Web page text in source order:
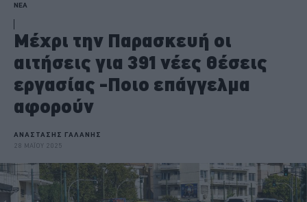
ΝΕΑ
Μέχρι την Παρασκευή οι
αιτήσεις για 391 νέες θέσεις
εργασίας -Ποιο επάγγελμα
αφορούν
ΑΝΑΣΤΑΣΗΣ ΓΑΛΑΝΗΣ
28 ΜΑΪΟΥ 2025